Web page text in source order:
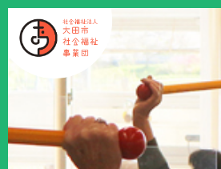
このページの本文へ